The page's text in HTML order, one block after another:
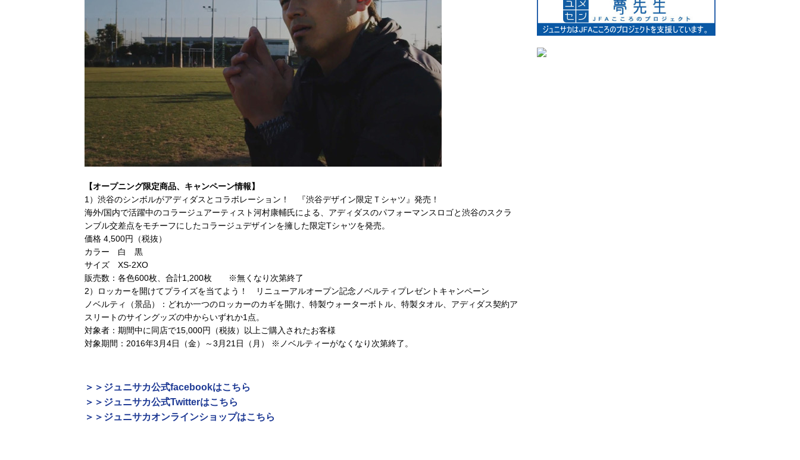
【オープニング限定商品、キャンペーン情報】
1）渋谷のシンボルがアディダスとコラボレーション！ 『渋谷デザイン限定Ｔシャツ』発売！
海外/国内で活躍中のコラージュアーティスト河村康輔氏による、アディダスのパフォーマンスロゴと渋谷のスクラ
ンブル交差点をモチーフにしたコラージュデザインを擁した限定Tシャツを発売。
価格 4,500円（税抜）
カラー 白 黒
サイズ XS-2XO
販売数：各色600枚、合計1,200枚 ※無くなり次第終了
2）ロッカーを開けてプライズを当てよう！ リニューアルオープン記念ノベルティプレゼントキャンペーン
ノベルティ（景品）：どれか一つのロッカーのカギを開け、特製ウォーターボトル、特製タオル、アディダス契約ア
スリートのサイングッズの中からいずれか1点。
対象者：期間中に同店で15,000円（税抜）以上ご購入されたお客様
対象期間：2016年3月4日（金）～3月21日（月） ※ノベルティーがなくなり次第終了。
＞＞ジュニサカ公式facebookはこちら
＞＞ジュニサカ公式Twitterはこちら
＞＞ジュニサカオンラインショップはこちら